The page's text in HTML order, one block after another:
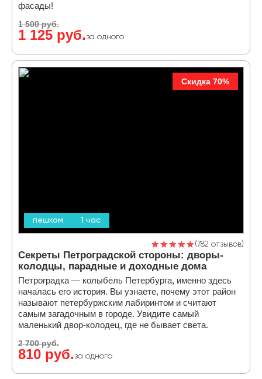
фасады!
1 500 руб.
1 125 руб. за одного
пешком 1 час
Скидка 70%
782 отзывов
Секреты Петроградской стороны: дворы-
колодцы, парадные и доходные дома
Петроградка — колыбель Петербурга, именно здесь
началась его история. Вы узнаете, почему этот район
называют петербуржским лабиринтом и считают
самым загадочным в городе. Увидите самый
маленький двор-колодец, где не бывает света.
2 700 руб.
810 руб. за одного